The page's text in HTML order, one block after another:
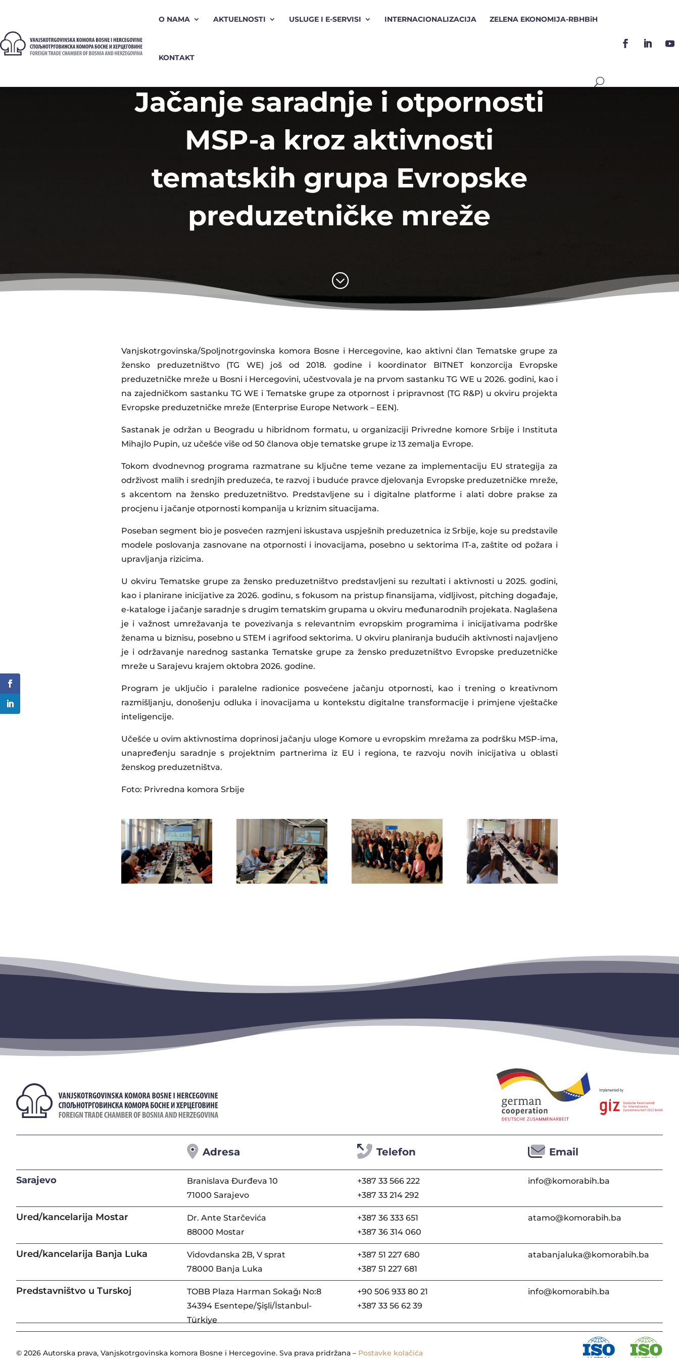
O NAMA AKTUELNOSTI USLUGE I E-SERVISI INTERNACIONALIZACIJA ZELENA EKONOMIJA-RBHBiH
KONTAKT
Jačanje saradnje i otpornosti
MSP-a kroz aktivnosti
tematskih grupa Evropske
preduzetničke mreže
;
Vanjskotrgovinska/Spoljnotrgovinska komora Bosne i Hercegovine, kao aktivni član Tematske grupe za
žensko preduzetništvo (TG WE) još od 2018. godine i koordinator BITNET konzorcija Evropske
preduzetničke mreže u Bosni i Hercegovini, učestvovala je na prvom sastanku TG WE u 2026. godini, kao i
na zajedničkom sastanku TG WE i Tematske grupe za otpornost i pripravnost (TG R&P) u okviru projekta
Evropske preduzetničke mreže (Enterprise Europe Network – EEN).
Sastanak je održan u Beogradu u hibridnom formatu, u organizaciji Privredne komore Srbije i Instituta
Mihajlo Pupin, uz učešće više od 50 članova obje tematske grupe iz 13 zemalja Evrope.
Tokom dvodnevnog programa razmatrane su ključne teme vezane za implementaciju EU strategija za
održivost malih i srednjih preduzeća, te razvoj i buduće pravce djelovanja Evropske preduzetničke mreže,
s akcentom na žensko preduzetništvo. Predstavljene su i digitalne platforme i alati dobre prakse za
procjenu i jačanje otpornosti kompanija u kriznim situacijama.
Poseban segment bio je posvećen razmjeni iskustava uspješnih preduzetnica iz Srbije, koje su predstavile
modele poslovanja zasnovane na otpornosti i inovacijama, posebno u sektorima IT-a, zaštite od požara i
upravljanja rizicima.
U okviru Tematske grupe za žensko preduzetništvo predstavljeni su rezultati i aktivnosti u 2025. godini,
kao i planirane inicijative za 2026. godinu, s fokusom na pristup finansijama, vidljivost, pitching događaje,
e-kataloge i jačanje saradnje s drugim tematskim grupama u okviru međunarodnih projekata. Naglašena
je i važnost umrežavanja te povezivanja s relevantnim evropskim programima i inicijativama podrške
ženama u biznisu, posebno u STEM i agrifood sektorima. U okviru planiranja budućih aktivnosti najavljeno
je i održavanje narednog sastanka Tematske grupe za žensko preduzetništvo Evropske preduzetničke
mreže u Sarajevu krajem oktobra 2026. godine.
Program je uključio i paralelne radionice posvećene jačanju otpornosti, kao i trening o kreativnom
razmišljanju, donošenju odluka i inovacijama u kontekstu digitalne transformacije i primjene vještačke
inteligencije.
Učešće u ovim aktivnostima doprinosi jačanju uloge Komore u evropskim mrežama za podršku MSP-ima,
unapređenju saradnje s projektnim partnerima iz EU i regiona, te razvoju novih inicijativa u oblasti
ženskog preduzetništva.
Foto: Privredna komora Srbije
Adresa Telefon Email
Sarajevo
Branislava Đurđeva 10
71000 Sarajevo
+387 33 566 222
+387 33 214 292
info@komorabih.ba
Ured/kancelarija Mostar
Dr. Ante Starčevića
88000 Mostar
+387 36 333 651
+387 36 314 060
atamo@komorabih.ba
Ured/kancelarija Banja Luka
Vidovdanska 2B, V sprat
78000 Banja Luka
+387 51 227 680
+387 51 227 681
atabanjaluka@komorabih.ba
Predstavništvo u Turskoj
TOBB Plaza Harman Sokağı No:8
34394 Esentepe/Şişli/İstanbul-
Türkiye
+90 506 933 80 21
+387 33 56 62 39
info@komorabih.ba
© 2026 Autorska prava, Vanjskotrgovinska komora Bosne i Hercegovine. Sva prava pridržana – Postavke kolačića